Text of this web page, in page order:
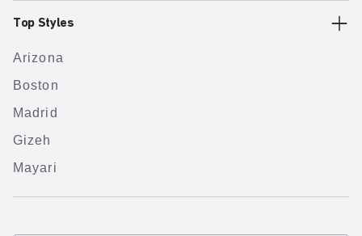
Top Styles
Arizona
Boston
Madrid
Gizeh
Mayari